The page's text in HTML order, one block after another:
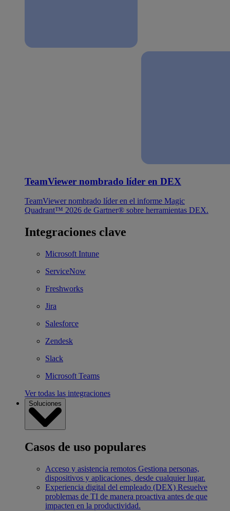
TeamViewer nombrado líder en DEX
TeamViewer nombrado líder en el informe Magic
Quadrant™ 2026 de Gartner® sobre herramientas DEX.
Integraciones clave
Microsoft Intune
ServiceNow
Freshworks
Jira
Salesforce
Zendesk
Slack
Microsoft Teams
Ver todas las integraciones
Soluciones
Casos de uso populares
Acceso y asistencia remotos Gestiona personas,
dispositivos y aplicaciones, desde cualquier lugar.
Experiencia digital del empleado (DEX) Resuelve
problemas de TI de manera proactiva antes de que
impacten en la productividad.